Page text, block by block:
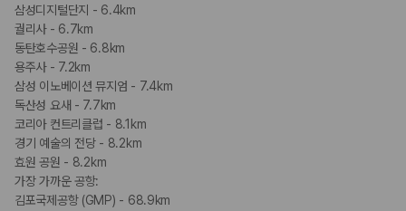
삼성디지털단지 - 6.4km
궐리사 - 6.7km
동탄호수공원 - 6.8km
용주사 - 7.2km
삼성 이노베이션 뮤지엄 - 7.4km
독산성 요새 - 7.7km
코리아 컨트리클럽 - 8.1km
경기 예술의 전당 - 8.2km
효원 공원 - 8.2km
가장 가까운 공항:
김포국제공항 (GMP) - 68.9km